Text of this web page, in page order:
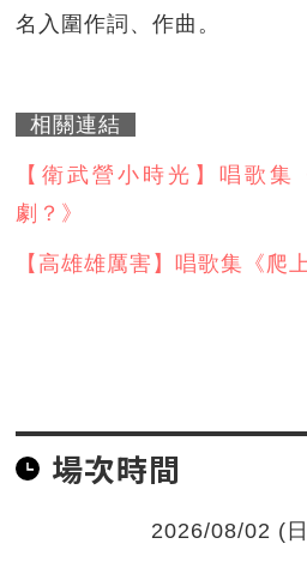
名入圍作詞、作曲。
相關連結
【衛武營小時光】唱歌
劇？》
【高雄雄厲害】唱歌集《爬
場次時間
2026/08/02 (